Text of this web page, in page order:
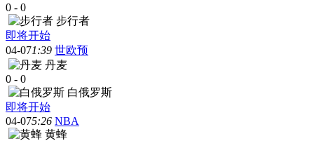
0 - 0
步行者
即将开始
04-071:39 世欧预
丹麦
0 - 0
白俄罗斯
即将开始
04-075:26 NBA
黄蜂